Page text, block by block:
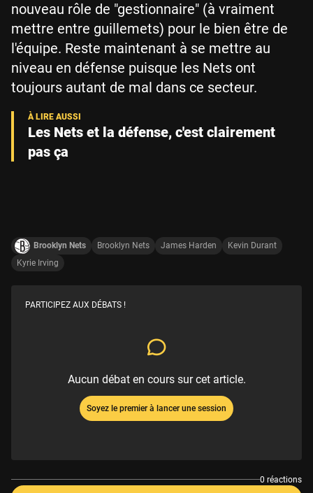
nouveau rôle de "gestionnaire" (à vraiment
mettre entre guillemets) pour le bien être de
l'équipe. Reste maintenant à se mettre au
niveau en défense puisque les Nets ont
toujours autant de mal dans ce secteur.
Les Nets et la défense, c'est clairement
pas ça
Brooklyn Nets Brooklyn Nets James Harden
Kevin Durant
Kyrie Irving
PARTICIPEZ AUX DÉBATS !
Aucun débat en cours sur cet article.
Soyez le premier à lancer une session
0 réactions